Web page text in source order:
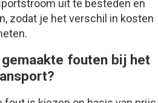
uit te besteden en
zodat je het verschil in kosten
fouten bij het